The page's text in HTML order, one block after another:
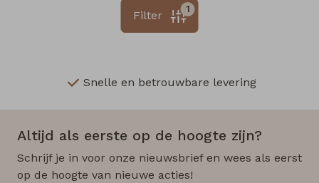
1
Filter
Snelle en betrouwbare levering
Altijd als eerste op de hoogte zijn?
Schrijf je in voor onze nieuwsbrief en wees als eerst
op de hoogte van nieuwe acties!